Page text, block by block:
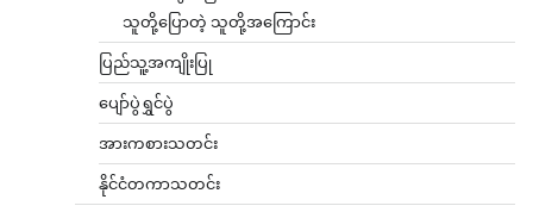
သူတို့ပြောတဲ့ သူတို့အကြောင်း
ပြည်သူ့အကျိုးပြု
ပျော်ပွဲရွှင်ပွဲ
အားကစားသတင်း
နိုင်ငံတကာသတင်း